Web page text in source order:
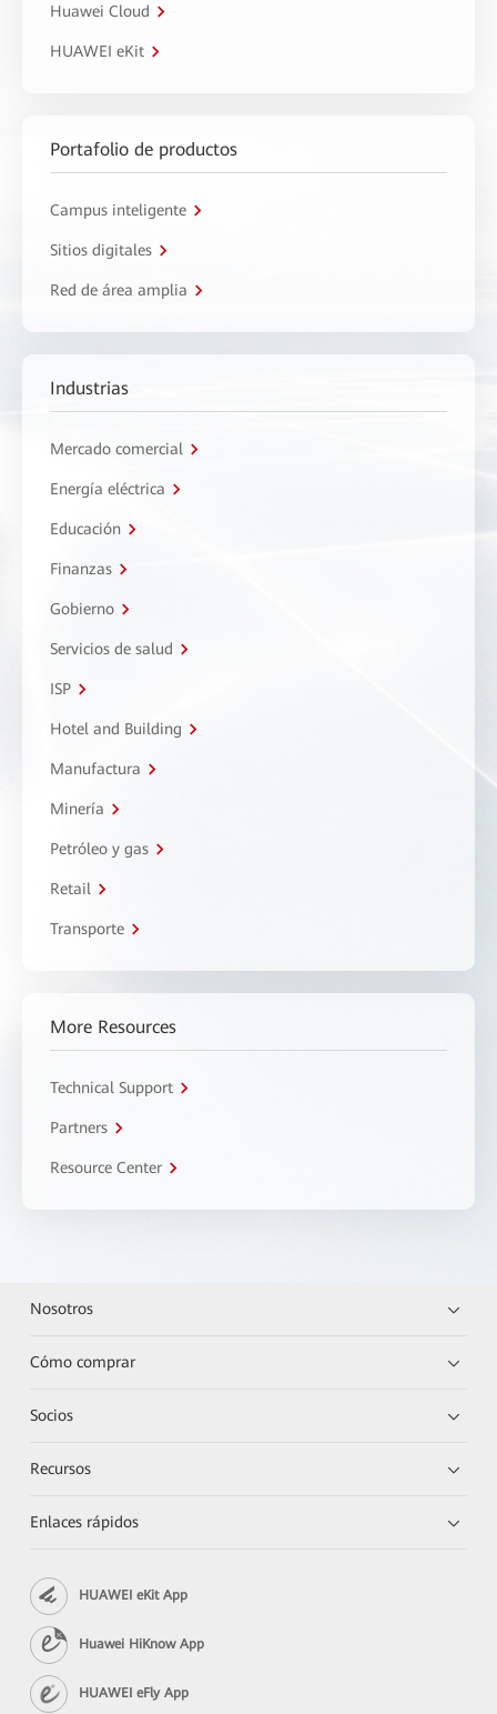
Huawei Cloud
HUAWEI eKit
Portafolio de productos
Campus inteligente
Sitios digitales
Red de área amplia
Industrias
Mercado comercial
Energía eléctrica
Educación
Finanzas
Gobierno
Servicios de salud
ISP
Hotel and Building
Manufactura
Minería
Petróleo y gas
Retail
Transporte
More Resources
Technical Support
Partners
Resource Center
Nosotros
Cómo comprar
Socios
Recursos
Enlaces rápidos
HUAWEI eKit App
Huawei HiKnow App
HUAWEI eFly App